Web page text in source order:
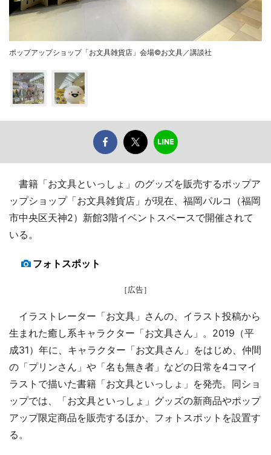
ポップアップショップ「お文具雑貨店」会場©お文具／講談社
書籍「お文具といっしょ」のグッズを販売するポップア
ップショップ「お文具雑貨店」が現在、福岡パルコ（福岡
市中央区天神2）新館3階イベントスペースで開催されて
いる。
フォトスポット
［広告］
イラストレーター「お文具」さんの、イラスト投稿から
生まれた癒し系キャラクター「お文具さん」。2019（平
成31）年に、キャラクター「お文具さん」をはじめ、仲間
の「プリンさん」や「名も無き者」などの日常を4コマイ
ラストで描いた書籍「お文具といっしょ」を発売。同ショ
ップでは、「お文具といっしょ」グッズの新商品やポップ
アップ限定商品を販売するほか、フォトスポットを設置す
る。